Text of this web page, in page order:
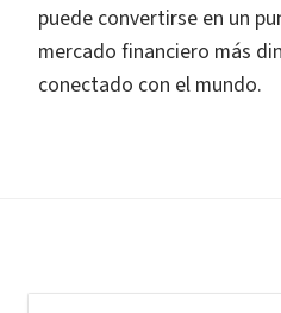
puede convertirse en un
mercado financiero más
conectado con el mundo.